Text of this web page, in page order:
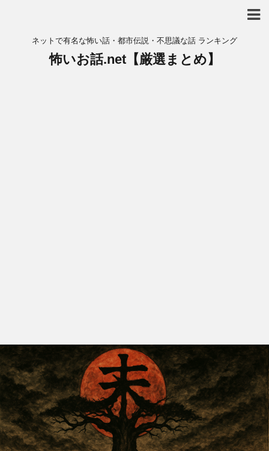
ネットで有名な怖い話・都市伝説・不思議な話 ランキング
怖いお話.net【厳選まとめ】